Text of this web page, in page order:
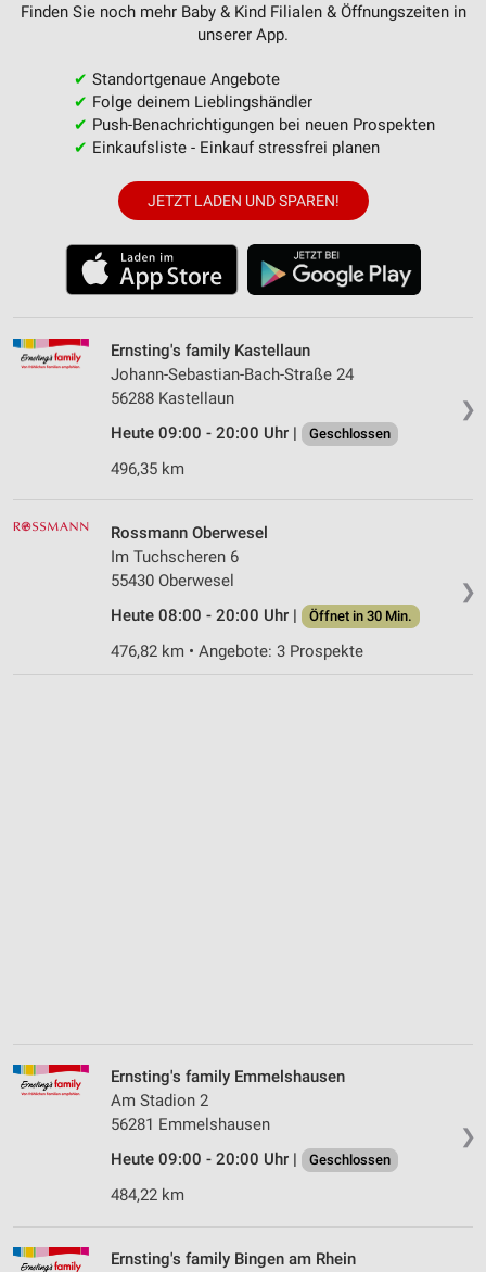
Finden Sie noch mehr Baby & Kind Filialen & Öffnungszeiten in
unserer App.
✔ Standortgenaue Angebote
✔ Folge deinem Lieblingshändler
✔ Push-Benachrichtigungen bei neuen Prospekten
✔ Einkaufsliste - Einkauf stressfrei planen
JETZT LADEN UND SPAREN!
❯
Ernsting's family Kastellaun
Johann-Sebastian-Bach-Straße 24
56288 Kastellaun
Heute 09:00 - 20:00 Uhr |
Geschlossen
496,35 km
❯
Rossmann Oberwesel
Im Tuchscheren 6
55430 Oberwesel
Heute 08:00 - 20:00 Uhr |
Öffnet in 30 Min.
476,82 km • Angebote: 3 Prospekte
❯
Ernsting's family Emmelshausen
Am Stadion 2
56281 Emmelshausen
Heute 09:00 - 20:00 Uhr |
Geschlossen
484,22 km
Ernsting's family Bingen am Rhein